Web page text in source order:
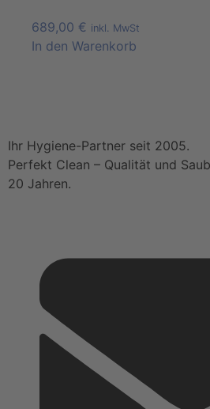
689,00 € inkl. MwSt
In den Warenkorb
Ihr Hygiene-Partner seit 2005.
Perfekt Clean – Qualität und
20 Jahren.